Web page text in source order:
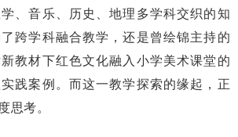
、音乐、历史、地理多学科交织的知
跨学科融合教学，还是曾绘锦主持的
教材下红色文化融入小学美术课堂的
践案例。而这一教学探索的缘起，正
思考。